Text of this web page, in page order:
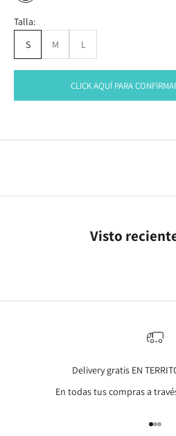
Talla:
S
M L
CLICK AQUÍ PARA
Visto
Delivery gratis EN
En todas tus compras a
Go to
Go to
Go